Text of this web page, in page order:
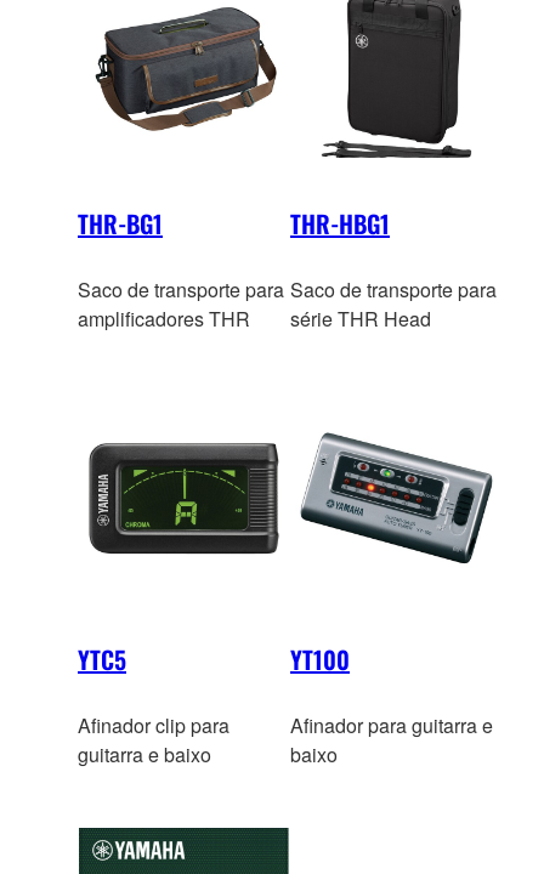
THR-BG1
Saco de transporte para
amplificadores THR
THR-HBG1
Saco de transporte para
série THR Head
YTC5
Afinador clip para
guitarra e baixo
YT100
Afinador para guitarra e
baixo